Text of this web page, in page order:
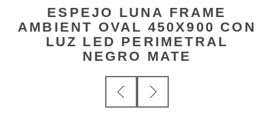
ESPEJO LUNA FRAME
AMBIENT OVAL 450X900 CON
LUZ LED PERIMETRAL
NEGRO MATE